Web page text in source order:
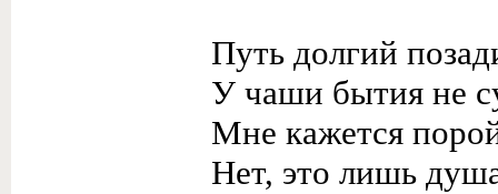
Путь долгий
У чаши бытия не
Мне кажется
Нет, это лишь